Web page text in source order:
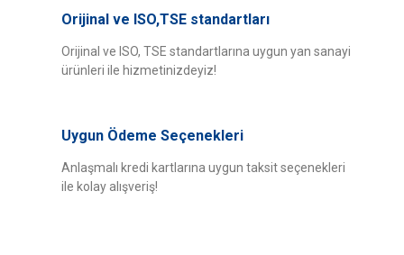
Ürün bilgilerinde hatalar bulunuyor.
Ürün fiyatı diğer sitelerden daha pahalı.
Bu ürüne benzer farklı alternatifler olmalı.
Orijinal ve ISO,TSE standartları
Orijinal ve ISO, TSE standartlarına uygun yan sanayi
ürünleri ile hizmetinizdeyiz!
Uygun Ödeme Seçenekleri
Anlaşmalı kredi kartlarına uygun taksit seçenekleri
ile kolay alışveriş!